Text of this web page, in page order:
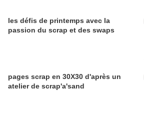
les défis de printemps avec la
passion du scrap et des swaps
pages scrap en 30X30 d'après un
atelier de scrap'a'sand